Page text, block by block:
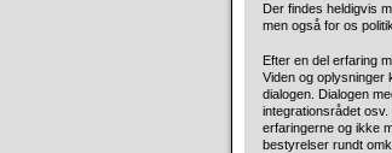
Der findes heldigvis
men også for os
Efter en del erfaring
Viden og oplysninger
dialogen. Dialogen
integrationsrådet
erfaringerne og ikke
bestyrelser rundt